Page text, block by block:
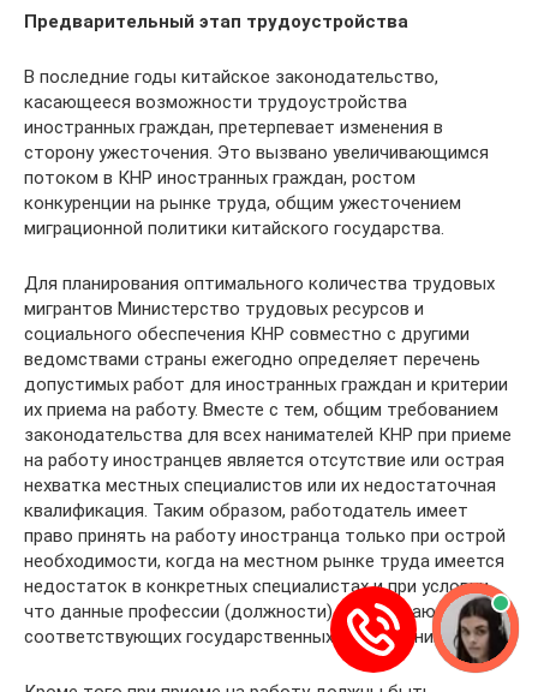
Предварительный этап трудоустройства
В последние годы китайское законодательство,
касающееся возможности трудоустройства
иностранных граждан, претерпевает изменения в
сторону ужесточения. Это вызвано увеличивающимся
потоком в КНР иностранных граждан, ростом
конкуренции на рынке труда, общим ужесточением
миграционной политики китайского государства.
Для планирования оптимального количества трудовых
мигрантов Министерство трудовых ресурсов и
социального обеспечения КНР совместно с другими
ведомствами страны ежегодно определяет перечень
допустимых работ для иностранных граждан и критерии
их приема на работу. Вместе с тем, общим требованием
законодательства для всех нанимателей КНР при приеме
на работу иностранцев является отсутствие или острая
нехватка местных специалистов или их недостаточная
квалификация. Таким образом, работодатель имеет
право принять на работу иностранца только при острой
необходимости, когда на местном рынке труда имеется
недостаток в конкретных специалистах и при условии,
что данные профессии (должности) не нарушают
соответствующих государственных ограничений.